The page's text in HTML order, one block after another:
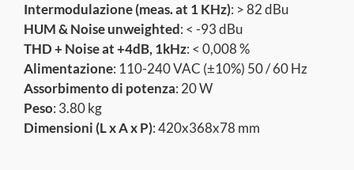
Intermodulazione (meas. at 1 KHz): > 82 dBu
HUM & Noise unweighted: < -93 dBu
THD + Noise at +4dB, 1kHz: < 0,008 %
Alimentazione: 110-240 VAC (±10%) 50 / 60 Hz
Assorbimento di potenza: 20 W
Peso: 3.80 kg
Dimensioni (L x A x P): 420x368x78 mm